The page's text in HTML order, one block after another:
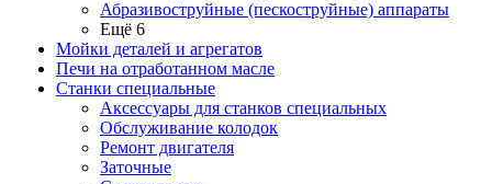
Абразивоструйные (пескоструйные) аппараты
Ещё 6
Мойки деталей и агрегатов
Печи на отработанном масле
Станки специальные
Аксессуары для станков специальных
Обслуживание колодок
Ремонт двигателя
Заточные